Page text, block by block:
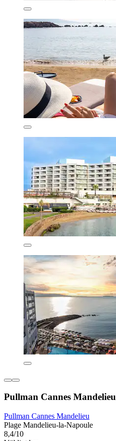
Pullman Cannes Mandelieu
Pullman Cannes Mandelieu
Plage Mandelieu-la-Napoule
8,4/10